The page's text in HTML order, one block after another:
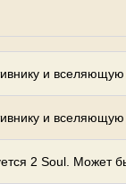
и вселяющую
и вселяющую
2 Soul. Может